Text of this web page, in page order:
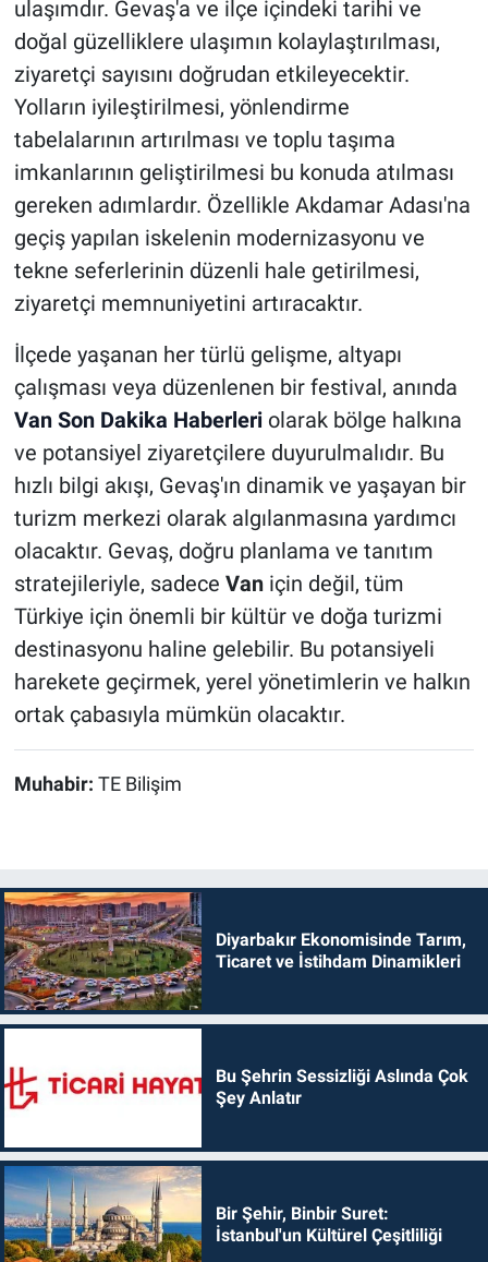
ulaşımdır. Gevaş'a ve ilçe içindeki tarihi ve
doğal güzelliklere ulaşımın kolaylaştırılması,
ziyaretçi sayısını doğrudan etkileyecektir.
Yolların iyileştirilmesi, yönlendirme
tabelalarının artırılması ve toplu taşıma
imkanlarının geliştirilmesi bu konuda atılması
gereken adımlardır. Özellikle Akdamar Adası'na
geçiş yapılan iskelenin modernizasyonu ve
tekne seferlerinin düzenli hale getirilmesi,
ziyaretçi memnuniyetini artıracaktır.
İlçede yaşanan her türlü gelişme, altyapı
çalışması veya düzenlenen bir festival, anında
Van Son Dakika Haberleriolarak bölge halkına
ve potansiyel ziyaretçilere duyurulmalıdır. Bu
hızlı bilgi akışı, Gevaş'ın dinamik ve yaşayan bir
turizm merkezi olarak algılanmasına yardımcı
olacaktır. Gevaş, doğru planlama ve tanıtım
stratejileriyle, sadece Vaniçin değil, tüm
Türkiye için önemli bir kültür ve doğa turizmi
destinasyonu haline gelebilir. Bu potansiyeli
harekete geçirmek, yerel yönetimlerin ve halkın
ortak çabasıyla mümkün olacaktır.
Muhabir: TE Bilişim
Diyarbakır Ekonomisinde Tarım,
Ticaret ve İstihdam Dinamikleri
Bu Şehrin Sessizliği Aslında Çok
Şey Anlatır
Bir Şehir, Binbir Suret:
İstanbul'un Kültürel Çeşitliliği